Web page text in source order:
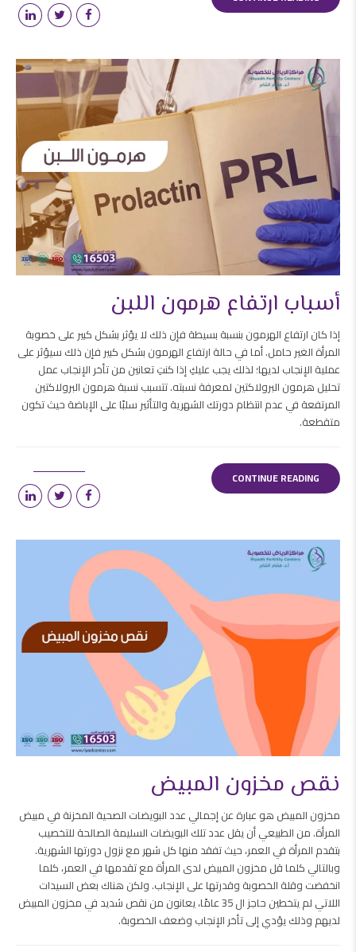
أسباب ارتفاع هرمون اللبن
إذا كان ارتفاع الهرمون بنسبة بسيطة فإن ذلك لا يؤثر بشكل كبير على خصوبة
المرأة الغير حامل. أما في حالة ارتفاع الهرمون بشكل كبير فإن ذلك سيؤثر على
عملية الإنجاب لديها؛ لذلك يجب عليكِ إذا كنتِ تعانين من تأخر الإنجاب عمل
تحليل هرمون البرولاكتين لمعرفة نسبته. تتسبب نسبة هرمون البرولاكتين
المرتفعة في عدم انتظام دورتك الشهرية والتأثير سلبًا على الإباضة حيث تكون
متقطعة.
CONTINUE READING
نقص مخزون المبيض
مخزون المبيض هو عبارة عن إجمالي عدد البويضات الصحية المخزنة في مبيض
المرأة. من الطبيعي أن يقل عدد تلك البويضات السليمة الصالحة للتخصيب
بتقدم المرأة في العمر، حيث تفقد منها كل شهر مع نزول دورتها الشهرية.
وبالتالي كلما قل مخزون المبيض لدى المرأة مع تقدمها في العمر، كلما
انخفضت وقلة الخصوبة وقدرتها على الإنجاب. ولكن هناك بعض السيدات
اللاتي لم يتخطين حاجز ال 35 عامًا، يعانون من نقص شديد في مخزون المبيض
لديهم وذلك يؤدي إلى تأخر الإنجاب وضعف الخصوبة.